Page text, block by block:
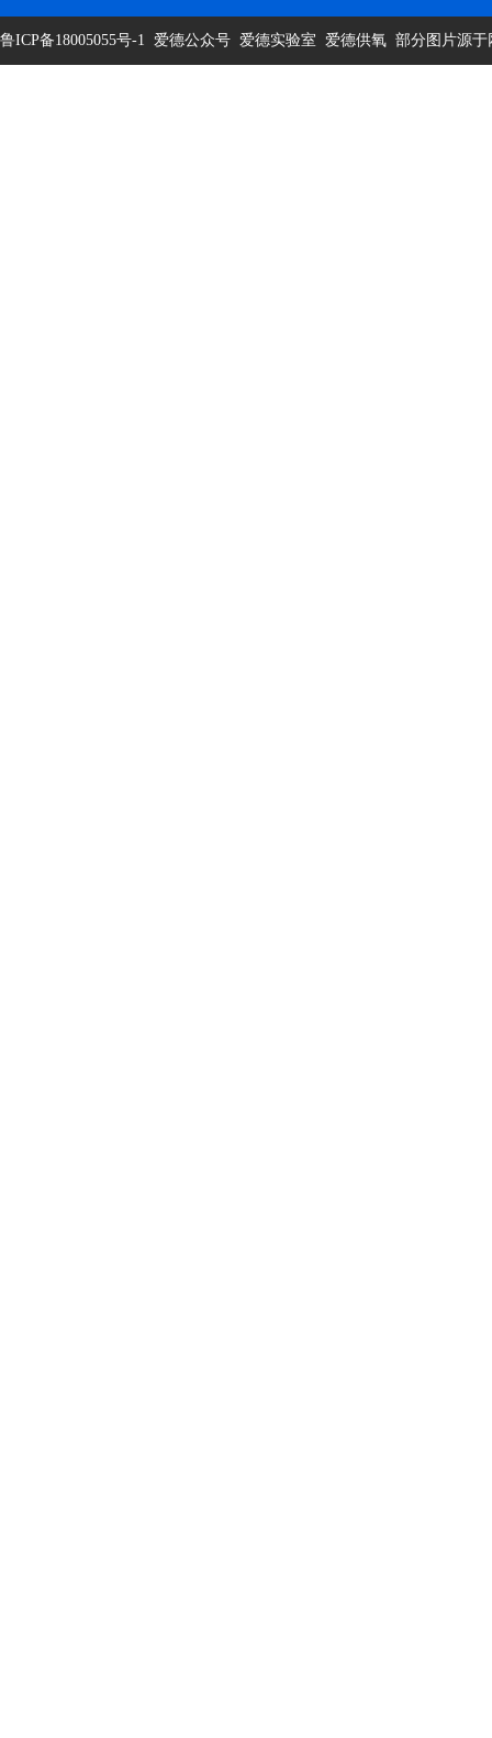
鲁ICP备18005055号-1 爱德公众号 爱德实验室 爱德供氧 部分图片源